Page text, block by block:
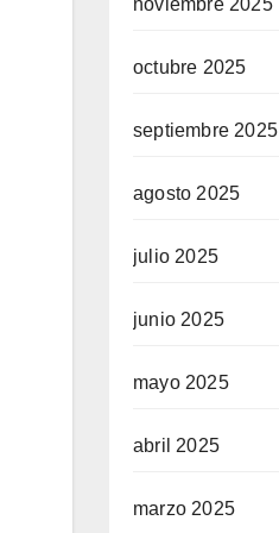
noviembre 2025
octubre 2025
septiembre 2025
agosto 2025
julio 2025
junio 2025
mayo 2025
abril 2025
marzo 2025